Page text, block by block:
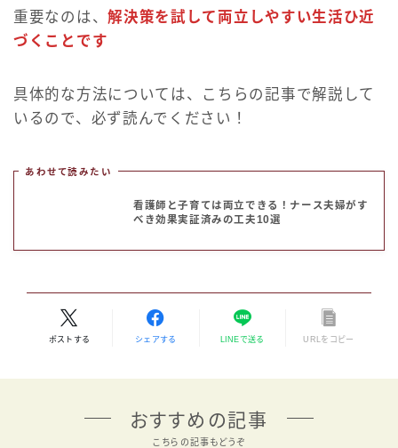
重要なのは、解決策を試して両立しやすい生活ひ近
づくことです
具体的な方法については、こちらの記事で解説して
いるので、必ず読んでください！
あわせて読みたい
看護師と子育ては両立できる！ナース夫婦がす
べき効果実証済みの工夫10選
ポストする シェアする LINEで送る URLをコピー
おすすめの記事
こちらの記事もどうぞ